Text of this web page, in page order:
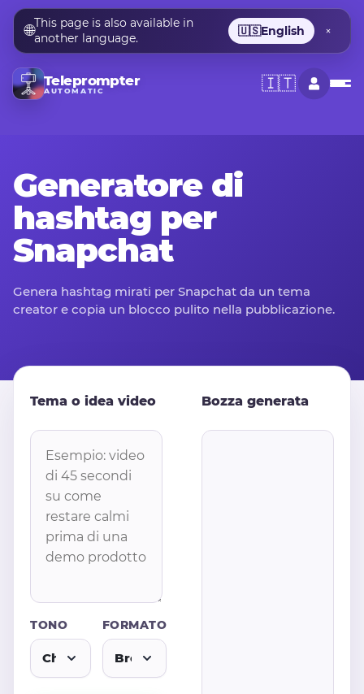
🌐This page is also available in
another language.
🇺🇸English ×
Teleprompter
AUTOMATIC 🇮🇹
Generatore di
hashtag per
Snapchat
Genera hashtag mirati per Snapchat da un tema
creator e copia un blocco pulito nella pubblicazione.
Tema o idea video
TONO FORMATO
Bozza generata